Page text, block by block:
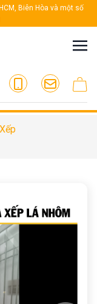
Biên Hòa và một số